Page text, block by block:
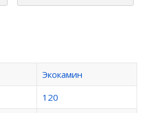
Экокамин
120